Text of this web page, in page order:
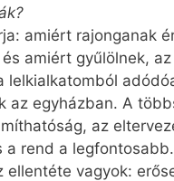
amiért rajonganak
amiért gyűlölnek,
lelkialkatomból
az egyházban. A
az
a rend a
ellentéte vagyok: